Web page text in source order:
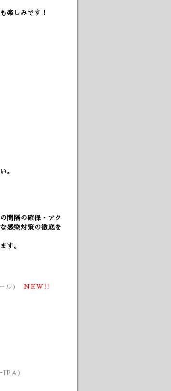
楽しみです！
。
間隔の確保・アク
感染対策の徹底を
す。
ル) NEW!!
IPA）